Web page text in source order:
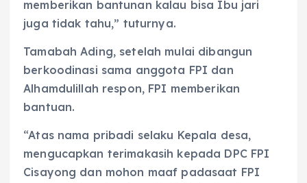
memberikan bantunan kalau bisa Ibu jari
juga tidak tahu,” tuturnya.
Tamabah Ading, setelah mulai dibangun
berkoodinasi sama anggota FPI dan
Alhamdulillah respon, FPI memberikan
bantuan.
“Atas nama pribadi selaku Kepala desa,
mengucapkan terimakasih kepada DPC FPI
Cisayong dan mohon maaf padasaat FPI